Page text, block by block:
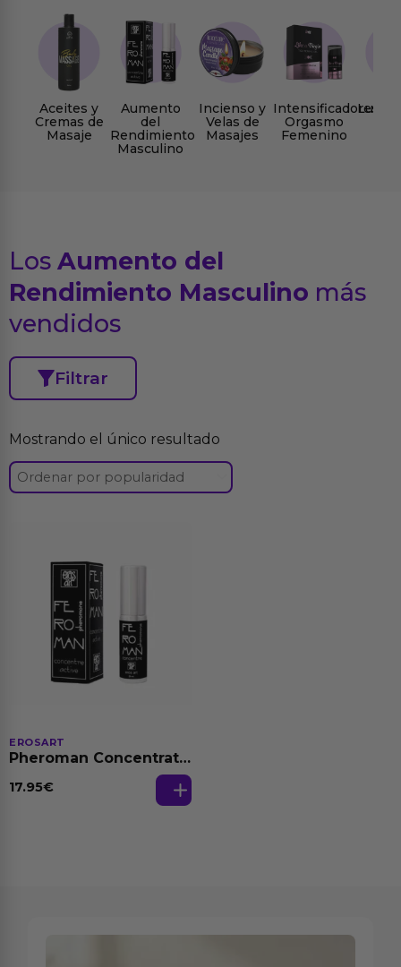
Aceites y
Cremas de
Masaje
Aumento
del
Rendimiento
Masculino
Incienso y
Velas de
Masajes
Intensificadores
Orgasmo
Femenino
Los Aumento del
Rendimiento Masculino más
vendidos
Filtrar
Mostrando el único resultado
EROSART
Pheroman Concentrate
Feromonas Sin Aroma
20 ml
17.95€